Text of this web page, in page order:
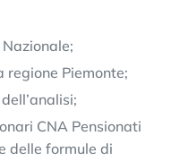
regione Piemonte;
CNA Pensionati
delle formule di